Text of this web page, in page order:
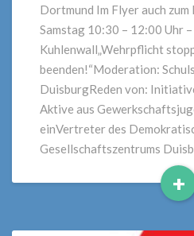
Dortmund Im Flyer auch
Samstag 10:30 – 12:00 Uhr
Kuhlenwall„Wehrpflicht
beenden!“Moderation:
DuisburgReden von:
Aktive aus
einVertreter des
Gesellschaftszentrums
+